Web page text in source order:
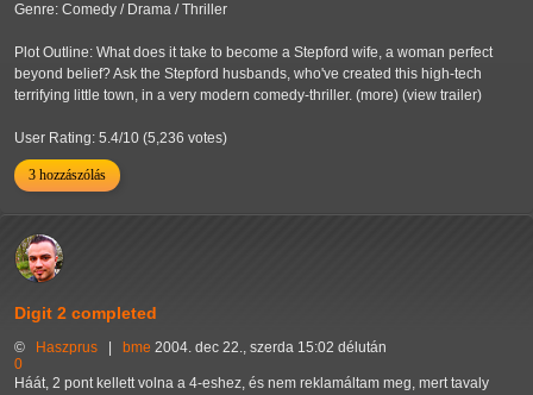
Genre: Comedy / Drama / Thriller
Plot Outline: What does it take to become a Stepford wife, a woman perfect
beyond belief? Ask the Stepford husbands, who've created this high-tech
terrifying little town, in a very modern comedy-thriller. (more) (view trailer)
User Rating: 5.4/10 (5,236 votes)
3 hozzászólás
Digit 2 completed
© Haszprus bme 2004. dec 22., szerda 15:02 délután
0
Háát, 2 pont kellett volna a 4-eshez, és nem reklamáltam meg, mert tavaly